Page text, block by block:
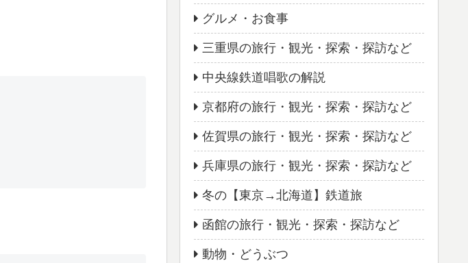
グルメ・お食事
三重県の旅行・観光・探索・探訪など
中央線鉄道唱歌の解説
京都府の旅行・観光・探索・探訪など
佐賀県の旅行・観光・探索・探訪など
兵庫県の旅行・観光・探索・探訪など
冬の【東京→北海道】鉄道旅
函館の旅行・観光・探索・探訪など
動物・どうぶつ